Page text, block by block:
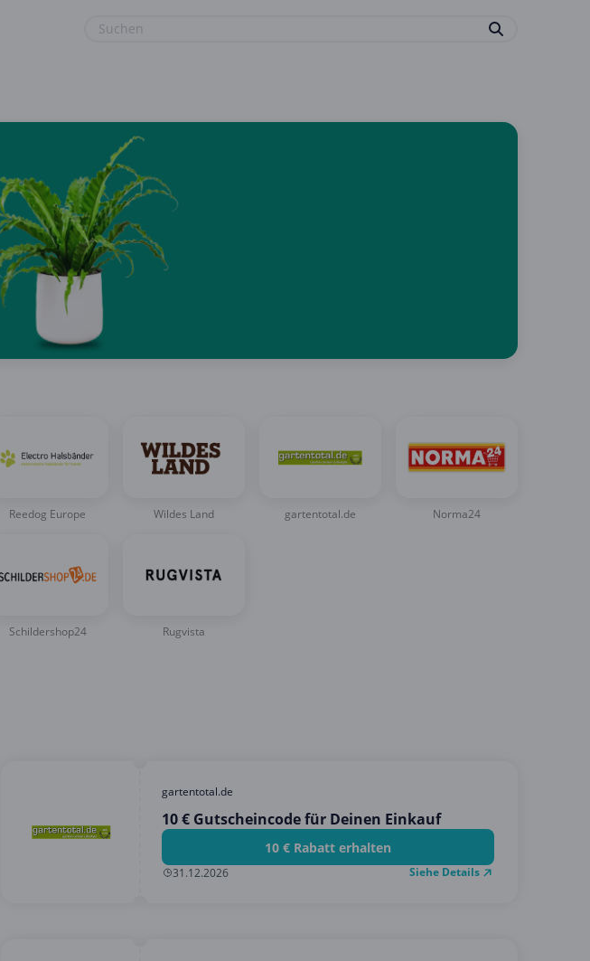
& Freizeit
Reedog Europe Wildes Land gartentotal.de Norma24
Schildershop24 Rugvista
gartentotal.de
10 € Gutscheincode für Deinen Einkauf
10 € Rabatt erhalten
31.12.2026 Siehe Details